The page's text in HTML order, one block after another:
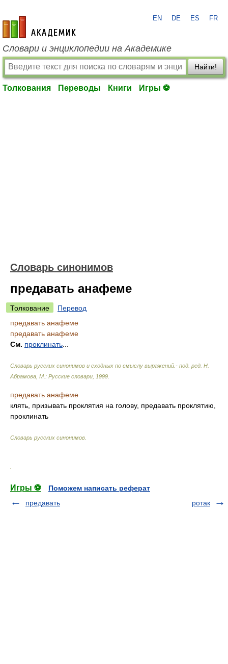
academic.ru
EN DE ES FR
Словари и энциклопедии на Академике
Найти!
Толкования Переводы Книги Игры ⚽
Словарь синонимов
предавать анафеме
Толкование
Перевод
предавать анафеме
предавать анафеме
См. проклинать
Словарь русских синонимов и сходных по смыслу выражений.- под. ред. Н.
Абрамова, М.: Русские словари 1999
предавать анафеме
клять, призывать проклятия на голову, предавать проклятию,
проклинать
Словарь русских синонимов
Игры ⚽
Поможем написать реферат
предавать
ротак